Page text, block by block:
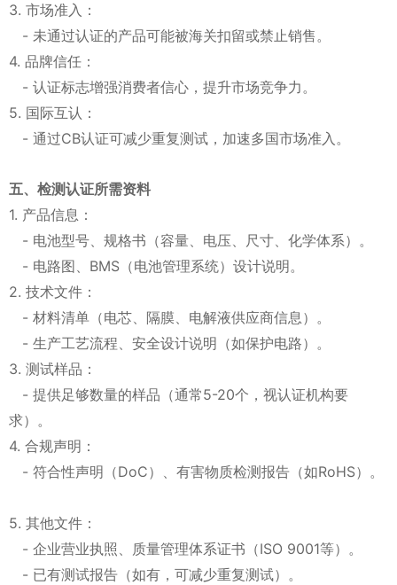
3. 市场准入：
- 未通过认证的产品可能被海关扣留或禁止销售。
4. 品牌信任：
- 认证标志增强消费者信心，提升市场竞争力。
5. 国际互认：
- 通过CB认证可减少重复测试，加速多国市场准入。
五、检测认证所需资料
1. 产品信息：
- 电池型号、规格书（容量、电压、尺寸、化学体系）。
- 电路图、BMS（电池管理系统）设计说明。
2. 技术文件：
- 材料清单（电芯、隔膜、电解液供应商信息）。
- 生产工艺流程、安全设计说明（如保护电路）。
3. 测试样品：
- 提供足够数量的样品（通常5-20个，视认证机构要
求）。
4. 合规声明：
- 符合性声明（DoC）、有害物质检测报告（如RoHS）。
5. 其他文件：
- 企业营业执照、质量管理体系证书（ISO 9001等）。
- 已有测试报告（如有，可减少重复测试）。